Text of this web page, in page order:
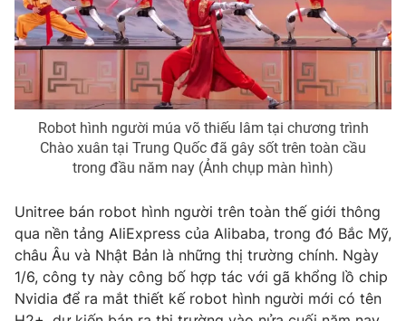
Robot hình người múa võ thiếu lâm tại chương trình
Chào xuân tại Trung Quốc đã gây sốt trên toàn cầu
trong đầu năm nay (Ảnh chụp màn hình)
Unitree bán robot hình người trên toàn thế giới thông
qua nền tảng AliExpress của Alibaba, trong đó Bắc Mỹ,
châu Âu và Nhật Bản là những thị trường chính. Ngày
1/6, công ty này công bố hợp tác với gã khổng lồ chip
Nvidia để ra mắt thiết kế robot hình người mới có tên